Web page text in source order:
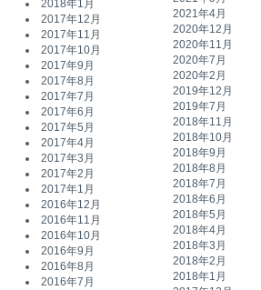
2018年1月
2017年12月
2017年11月
2017年10月
2017年9月
2017年8月
2017年7月
2017年6月
2017年5月
2017年4月
2017年3月
2017年2月
2017年1月
2016年12月
2016年11月
2016年10月
2016年9月
2016年8月
2016年7月
2021年4月
2020年12月
2020年11月
2020年7月
2020年2月
2019年12月
2019年7月
2018年11月
2018年10月
2018年9月
2018年8月
2018年7月
2018年6月
2018年5月
2018年4月
2018年3月
2018年2月
2018年1月